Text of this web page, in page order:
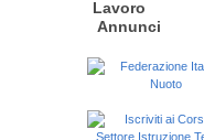
Annunci